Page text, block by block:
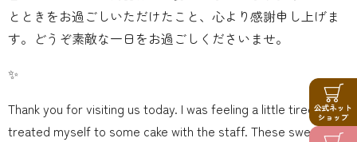
とときをお過ごしいただけたこと、心より感謝申し上げま
す。どうぞ素敵な一日をお過ごしくださいませ。
✨
Thank you for visiting us today. I was feeling a little tired, so I
treated myself to some cake with the staff. These sweet